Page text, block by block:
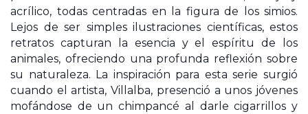
acrílico, todas centradas en la figura de los simios.
Lejos de ser simples ilustraciones científicas, estos
retratos capturan la esencia y el espíritu de los
animales, ofreciendo una profunda reflexión sobre
su naturaleza. La inspiración para esta serie surgió
cuando el artista, Villalba, presenció a unos jóvenes
mofándose de un chimpancé al darle cigarrillos y